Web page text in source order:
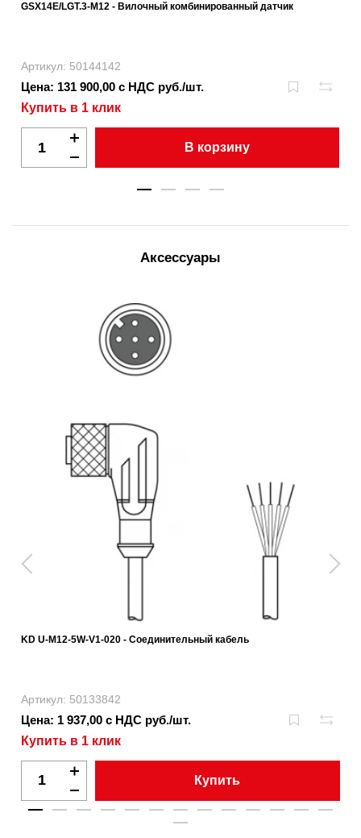
GSX14E/LGT.3-M12 - Вилочный комбинированный датчик
Артикул: 50144142
Цена: 131 900,00 с НДС руб./шт.
Купить в 1 клик
В корзину
Аксессуары
KD U-M12-5W-V1-020 - Соединительный кабель
Артикул: 50133842
Цена: 1 937,00 с НДС руб./шт.
Купить в 1 клик
Купить